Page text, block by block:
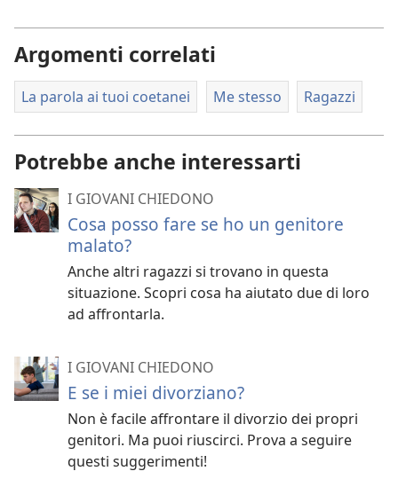
Argomenti correlati
La parola ai tuoi coetanei Me stesso Ragazzi
Potrebbe anche interessarti
I GIOVANI CHIEDONO
Cosa posso fare se ho un genitore
malato?
Anche altri ragazzi si trovano in questa
situazione. Scopri cosa ha aiutato due di loro
ad affrontarla.
I GIOVANI CHIEDONO
E se i miei divorziano?
Non è facile affrontare il divorzio dei propri
genitori. Ma puoi riuscirci. Prova a seguire
questi suggerimenti!